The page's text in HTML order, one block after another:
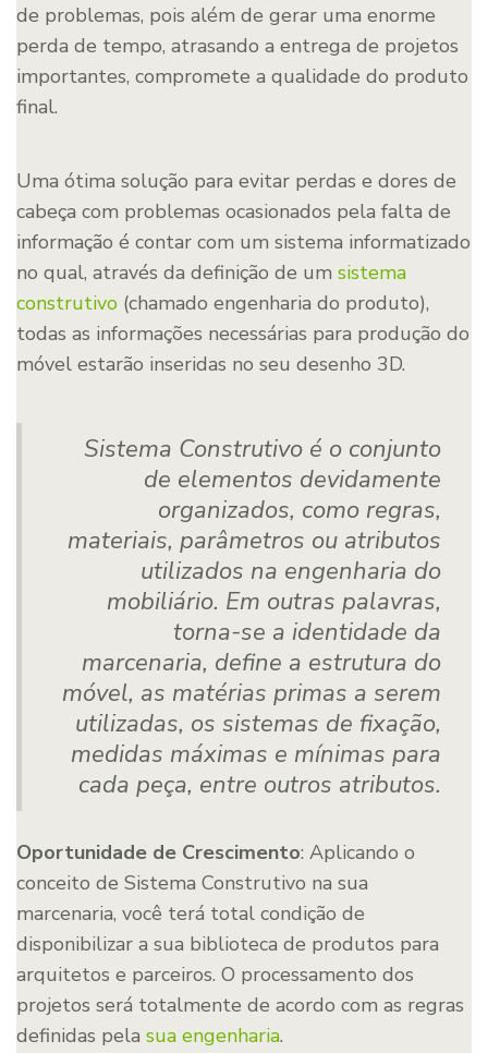
de problemas, pois além de gerar uma enorme
perda de tempo, atrasando a entrega de projetos
importantes, compromete a qualidade do produto
final.
Uma ótima solução para evitar perdas e dores de
cabeça com problemas ocasionados pela falta de
informação é contar com um sistema informatizado
no qual, através da definição de um sistema
construtivo (chamado engenharia do produto),
todas as informações necessárias para produção do
móvel estarão inseridas no seu desenho 3D.
Sistema Construtivo é o conjunto
de elementos devidamente
organizados, como regras,
materiais, parâmetros ou atributos
utilizados na engenharia do
mobiliário. Em outras palavras,
torna-se a identidade da
marcenaria, define a estrutura do
móvel, as matérias primas a serem
utilizadas, os sistemas de fixação,
medidas máximas e mínimas para
cada peça, entre outros atributos.
Oportunidade de Crescimento: Aplicando o
conceito de Sistema Construtivo na sua
marcenaria, você terá total condição de
disponibilizar a sua biblioteca de produtos para
arquitetos e parceiros. O processamento dos
projetos será totalmente de acordo com as regras
definidas pela sua engenharia.